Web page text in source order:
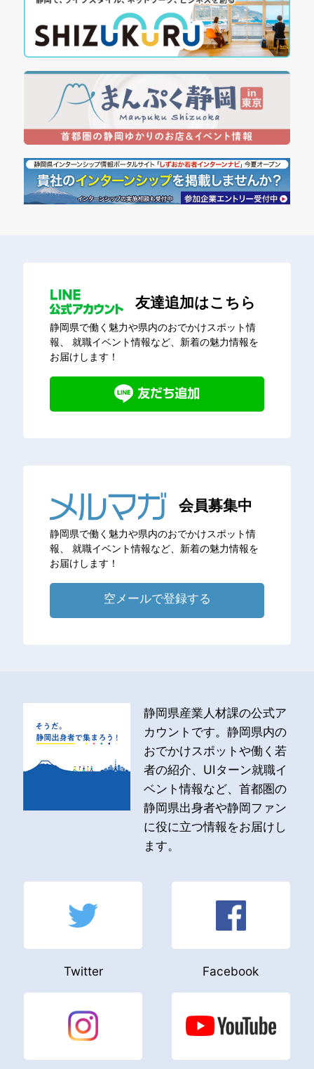
友達追加はこちら
静岡県で働く魅力や県内のおでかけスポット情
報、
就職イベント情報など、新着の魅力情報を
お届けします！
会員募集中
静岡県で働く魅力や県内のおでかけスポット情
報、
就職イベント情報など、新着の魅力情報を
お届けします！
空メールで登録する
静岡県産業人材課の公式ア
カウントです。静岡県内の
おでかけスポットや働く若
者の紹介、UIターン就職イ
ベント情報など、首都圏の
静岡県出身者や静岡ファン
に役に立つ情報をお届けし
ます。
Twitter Facebook